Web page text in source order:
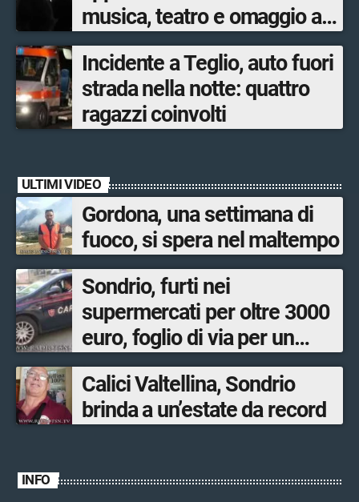
musica, teatro e omaggio a
San Francesco
Incidente a Teglio, auto fuori
strada nella notte: quattro
ragazzi coinvolti
ULTIMI VIDEO
Gordona, una settimana di
fuoco, si spera nel maltempo
Sondrio, furti nei
supermercati per oltre 3000
euro, foglio di via per un
ventinovenne
Calici Valtellina, Sondrio
brinda a un’estate da record
INFO